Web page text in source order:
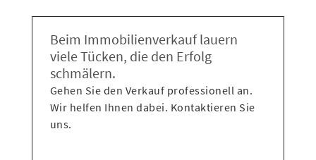
Beim Immobilienverkauf lauern
viele Tücken, die den Erfolg
schmälern.
Gehen Sie den Verkauf professionell an.
Wir helfen Ihnen dabei. Kontaktieren Sie
uns.